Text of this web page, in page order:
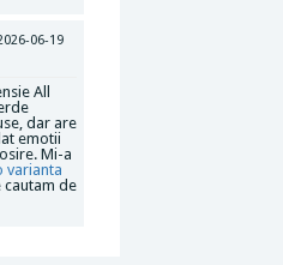
06-19
All
dar are
emotii
Mi-a
varianta
cautam de